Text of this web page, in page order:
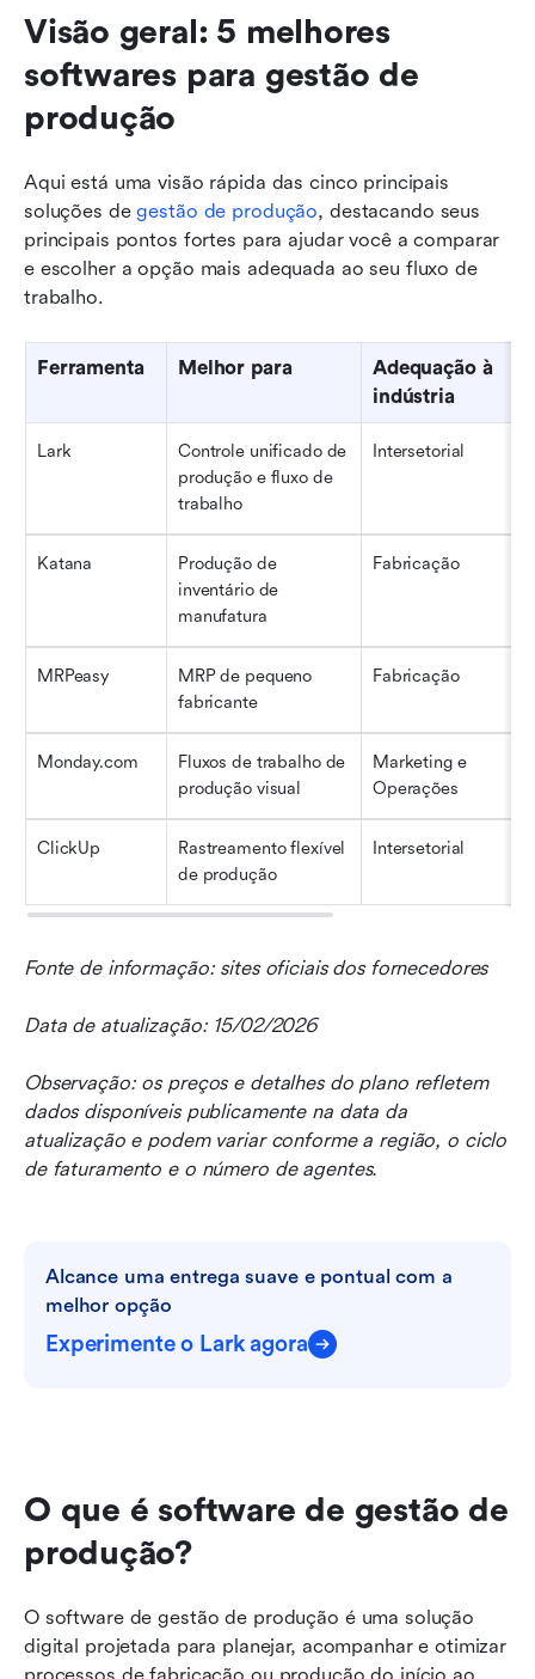
Visão geral: 5 melhores
softwares para gestão de
produção
Aqui está uma visão rápida das cinco principais
soluções de gestão de produção, destacando seus
principais pontos fortes para ajudar você a comparar
e escolher a opção mais adequada ao seu fluxo de
trabalho.
Ferramenta Melhor para
Adequação à
indústria
Lark
Controle unificado de
produção e fluxo de
trabalho
Intersetorial
Katana
Produção de
inventário de
manufatura
Fabricação
MRPeasy
MRP de pequeno
fabricante
Fabricação
Monday.com
Fluxos de trabalho de
produção visual
Marketing e
Operações
ClickUp
Rastreamento flexível
de produção
Intersetorial
Fonte de informação: sites oficiais dos fornecedores
Data de atualização: 15/02/2026
Observação: os preços e detalhes do plano refletem
dados disponíveis publicamente na data da
atualização e podem variar conforme a região, o ciclo
de faturamento e o número de agentes.
Alcance uma entrega suave e pontual com a
melhor opção
Experimente o Lark agora
O que é software de gestão de
produção?
O software de gestão de produção é uma solução
digital projetada para planejar, acompanhar e otimizar